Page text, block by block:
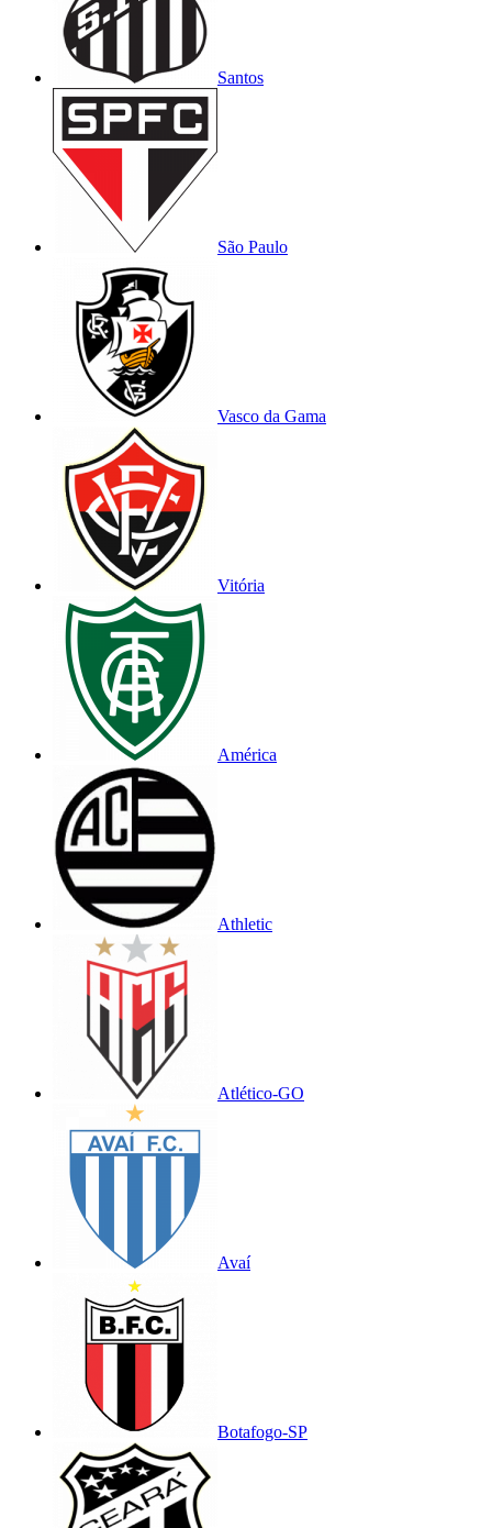
Santos
São Paulo
Vasco da Gama
Vitória
América
Athletic
Atlético-GO
Avaí
Botafogo-SP